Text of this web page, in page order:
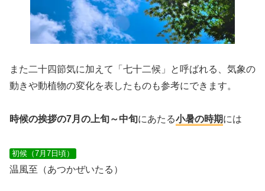
また二十四節気に加えて 「七十二候」
と呼ばれる、気象の
動きや動植物の変化を表したものも参考にできます。
時候の挨拶の7月の上旬～中旬にあたる小暑の時期には
初候（7月7日頃）
温風至（あつかぜいたる）